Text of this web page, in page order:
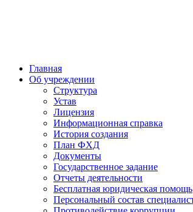
Главная
Об учреждении
Структура
Устав
Лицензия
Информационная справка
История создания
План ФХД
Документы
Государственное задание
Отчеты деятельности
Бесплатная юридическая помощь
Персональный состав